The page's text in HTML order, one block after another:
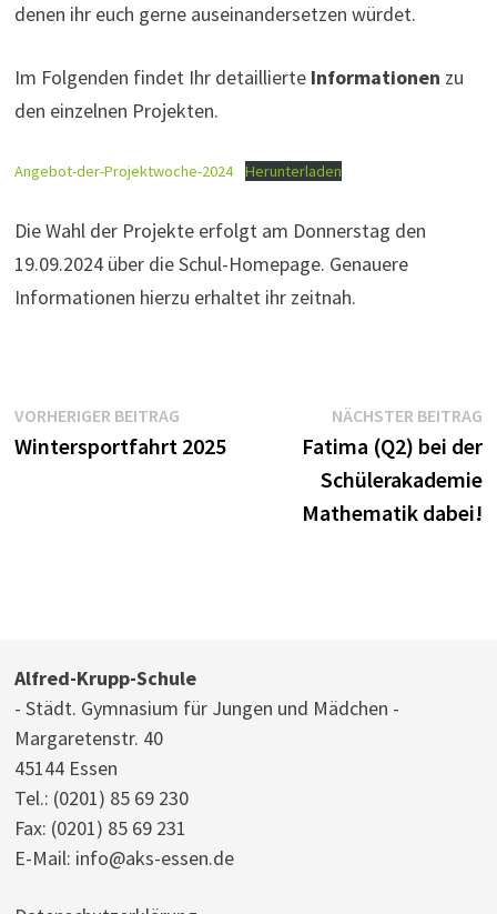
denen ihr euch gerne auseinandersetzen würdet.
Im Folgenden findet Ihr detaillierte Informationen zu
den einzelnen Projekten.
Angebot-der-Projektwoche-2024 Herunterladen
Die Wahl der Projekte erfolgt am Donnerstag den
19.09.2024 über die Schul-Homepage. Genauere
Informationen hierzu erhaltet ihr zeitnah.
Beitragsnavigation
VORHERIGER BEITRAGVorheriger
Beitrag:
Wintersportfahrt 2025
NÄCHSTER BEITRAG
Fatima (Q2) bei der
Schülerakademie
Mathematik dabei!
Alfred-Krupp-Schule
- Städt. Gymnasium für Jungen und Mädchen -
Margaretenstr. 40
45144 Essen
Tel.: (0201) 85 69 230
Fax: (0201) 85 69 231
E-Mail: info@aks-essen.de